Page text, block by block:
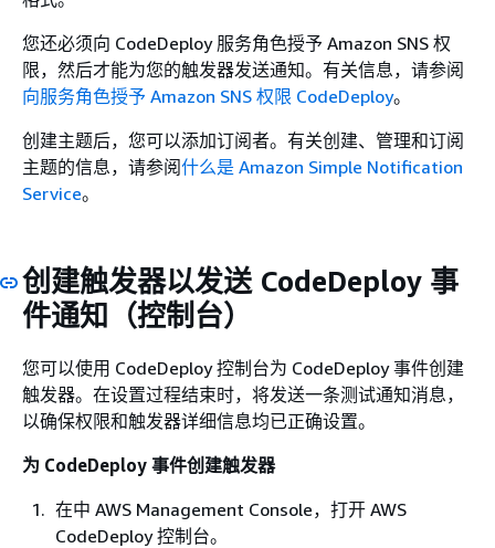
您还必须向 CodeDeploy 服务角色授予 Amazon SNS 权
限，然后才能为您的触发器发送通知。有关信息，请参阅
向服务角色授予 Amazon SNS 权限 CodeDeploy。
创建主题后，您可以添加订阅者。有关创建、管理和订阅
主题的信息，请参阅什么是 Amazon Simple Notification
Service。
创建触发器以发送 CodeDeploy 事
件通知（控制台）
您可以使用 CodeDeploy 控制台为 CodeDeploy 事件创建
触发器。在设置过程结束时，将发送一条测试通知消息，
以确保权限和触发器详细信息均已正确设置。
为 CodeDeploy 事件创建触发器
在中 AWS Management Console，打开 AWS
CodeDeploy 控制台。